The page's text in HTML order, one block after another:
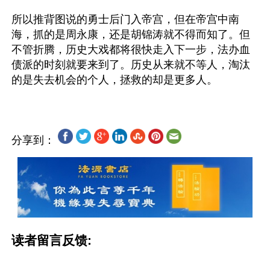
所以推背图说的勇士后门入帝宫，但在帝宫中南
海，抓的是周永康，还是胡锦涛就不得而知了。但
不管折腾，历史大戏都将很快走入下一步，法办血
债派的时刻就要来到了。历史从来就不等人，淘汰
分享到：
读者留言反馈: